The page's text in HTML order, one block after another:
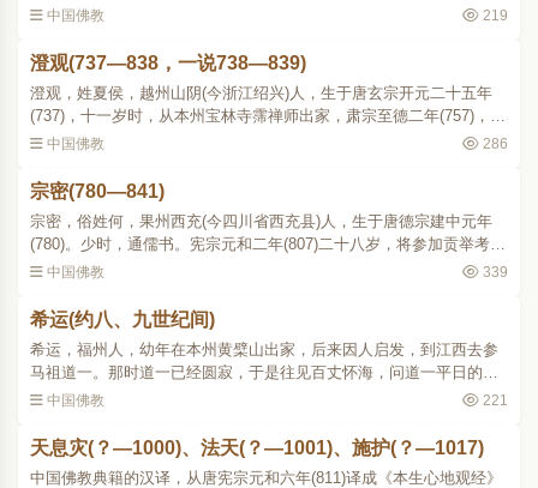
西赣县)开法，即前往参学，与西堂智藏同称入室。他侍奉道一六年，
中国佛教 219
澄观(737—838，一说738—839)
澄观，姓夏侯，越州山阴(今浙江绍兴)人，生于唐玄宗开元二十五年
(737)，十一岁时，从本州宝林寺霈禅师出家，肃宗至德二年(757)，从
妙善寺常照受具足戒。乾元年(758759)中依润州栖霞寺醴律师，学相
中国佛教 286
宗密(780—841)
宗密，俗姓何，果州西充(今四川省西充县)人，生于唐德宗建中元年
(780)。少时，通儒书。宪宗元和二年(807)二十八岁，将参加贡举考
试，偶然造谒荷泽神会系下的遂州大云寺道圆，言下相契，便从他出
中国佛教 339
希运(约八、九世纪间)
希运，福州人，幼年在本州黄檗山出家，后来因人启发，到江西去参
马祖道一。那时道一已经圆寂，于是往见百丈怀海，问道一平日的机
缘，怀海向他说起关于 竖拂被喝、三日耳聋的一段话。希运自称得见
中国佛教 221
天息灾(？—1000)、法天(？—1001)、施护(？—1017)
中国佛教典籍的汉译，从唐宪宗元和六年(811)译成《本生心地观经》